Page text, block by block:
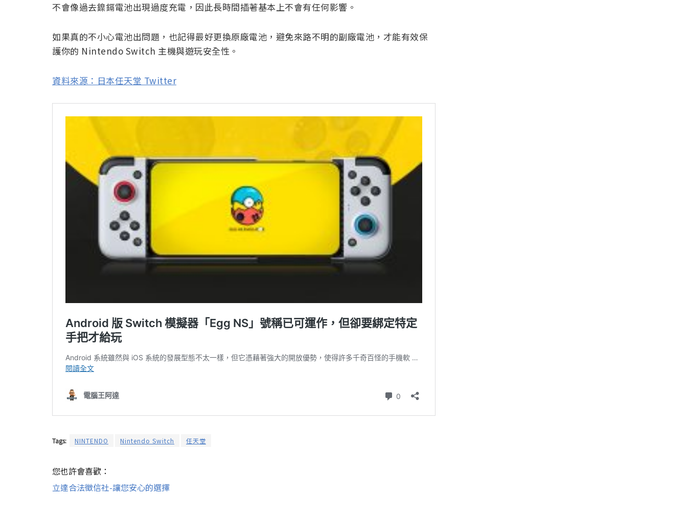
不會像過去鎳鎘電池出現過度充電，因此長時間插著基本上不會有任何影響。
如果真的不小心電池出問題，也記得最好更換原廠電池，避免來路不明的副廠電池，才能有效保
護你的 Nintendo Switch 主機與遊玩安全性。
資料來源：日本任天堂 Twitter
Tags: NINTENDO Nintendo Switch 任天堂
您也許會喜歡：
立達合法徵信社-讓您安心的選擇